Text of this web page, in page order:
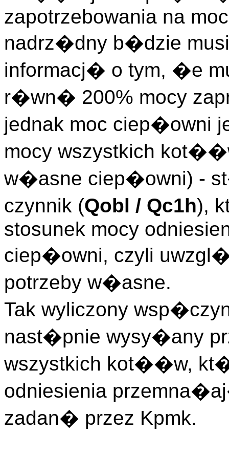
zapotrzebowania na
nadrz�dny b�dzie
informacj� o tym, �e
r�wn� 200% mocy
jednak moc ciep�owni
mocy wszystkich
w�asne ciep�owni) -
czynnik (Qobl / Qc1h),
stosunek mocy
ciep�owni, czyli
potrzeby w�asne.
Tak wyliczony
nast�pnie wysy�any
wszystkich kot��w,
odniesienia
zadan� przez Kpmk.